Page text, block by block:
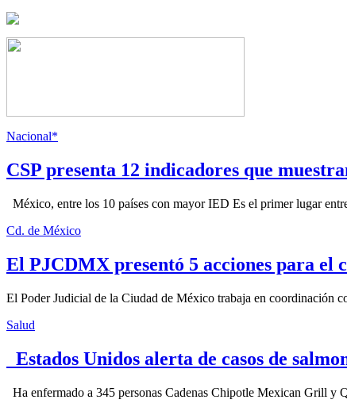
Nacional*
CSP presenta 12 indicadores que
México, entre los 10 países con mayor IED Es el primer lugar
Cd. de México
El PJCDMX presentó 5 acciones para el
El Poder Judicial de la Ciudad de México trabaja en coordinación
Salud
Estados Unidos alerta de casos de
Ha enfermado a 345 personas Cadenas Chipotle Mexican Grill y